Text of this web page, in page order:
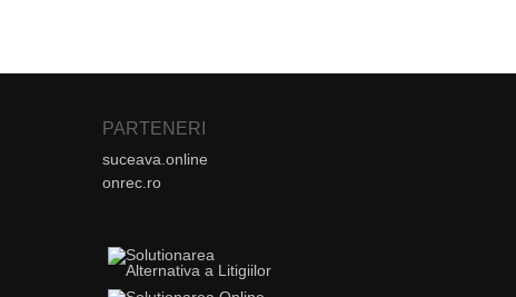
PARTENERI
suceava.online
onrec.ro